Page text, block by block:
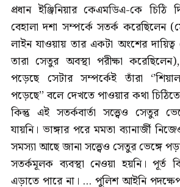
প্রধান ইঞ্জিনিয়ার কেএমডিএ-কে চিঠি
বেহালা দশা সম্পর্কে সতর্ক করেছিলেন
লাইন যাওয়ায় তার একটা অংশের
তারা সেতুর অবস্থা পরীক্ষা করেছিলেন),
পড়েছে সেটার সম্পর্কেই তাঁরা
পড়েছে’’ বলে দেখতে পাওয়ার কথা
কিন্তু এই সতর্কবার্তা সত্ত্বেও সেতুর
যায়নি। ভাঙ্গার পরে মমতা ব্যানার্জী
সমস্যা আছে জানা সত্ত্বেও সেতুর ভেঙ্গে
সতর্কমূলক ব্যবস্থা নেওয়া হয়নি। পূর্ত
এড়াতে পারে না। ... পুলিশ আইনি পদক্ষেপ